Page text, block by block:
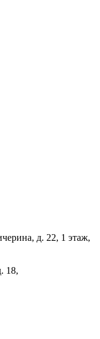
д. 22, 1 этаж,
18,